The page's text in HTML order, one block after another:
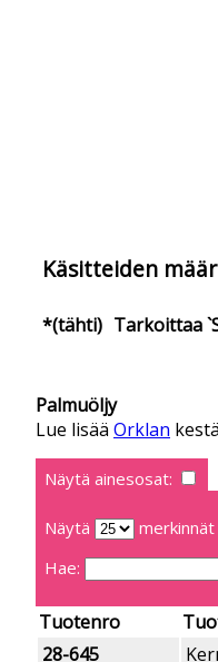
Käsitteiden
*(tähti) Tarkoittaa
Palmuöljy
Lue lisää Orklan
Näytä ainesosat:
Näytä
merkinnät
Hae:
Tuotenro
28-645